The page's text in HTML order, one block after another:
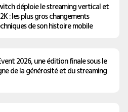
déploie le streaming vertical et
: les plus gros changements
de son histoire mobile
2026, une édition finale sous le
de la générosité et du streaming